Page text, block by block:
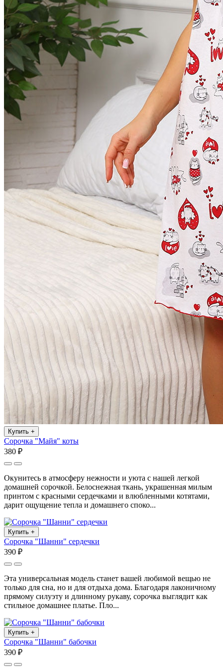
Купить +
Сорочка "Майя" коты
380 ₽
Окунитесь в атмосферу нежности и уюта с нашей легкой
домашней сорочкой. Белоснежная ткань, украшенная милым
принтом с красными сердечками и влюбленными котятами,
дарит ощущение тепла и домашнего споко...
Купить +
Сорочка "Шанни" сердечки
390 ₽
Эта универсальная модель станет вашей любимой вещью не
только для сна, но и для отдыха дома. Благодаря лаконичному
прямому силуэту и длинному рукаву, сорочка выглядит как
стильное домашнее платье. Пло...
Купить +
Сорочка "Шанни" бабочки
390 ₽